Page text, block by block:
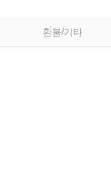
환불/기타